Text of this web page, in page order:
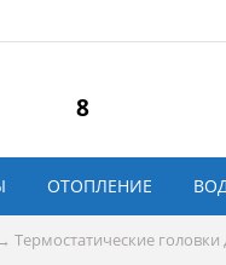
8
ОТОПЛЕНИЕ
Термостатические головки